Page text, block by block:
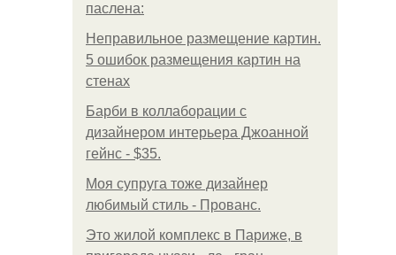
паслена:
Неправильное размещение картин.
5 ошибок размещения картин на
стенах
Барби в коллаборации с
дизайнером интерьера Джоанной
гейнс - $35.
Моя супруга тоже дизайнер
любимый стиль - Прованс.
Это жилой комплекс в Париже, в